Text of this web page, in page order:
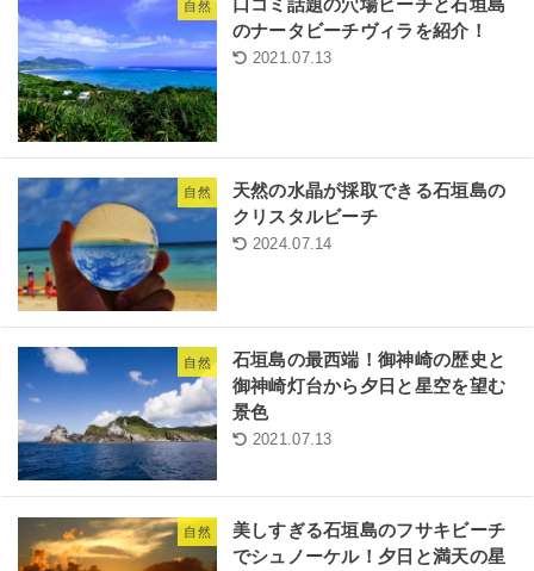
自然
口コミ話題の穴場ビーチと石垣島
のナータビーチヴィラを紹介！
2021.07.13
自然
天然の水晶が採取できる石垣島の
クリスタルビーチ
2024.07.14
自然
石垣島の最西端！御神崎の歴史と
御神崎灯台から夕日と星空を望む
景色
2021.07.13
自然
美しすぎる石垣島のフサキビーチ
でシュノーケル！夕日と満天の星